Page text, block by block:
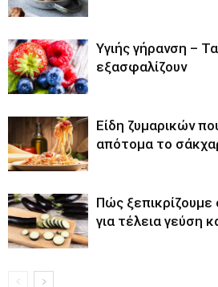
Υγιής γήρανση –
εξασφαλίζουν
Είδη ζυμαρικών
απότομα το
Πώς
για τέλεια γεύση